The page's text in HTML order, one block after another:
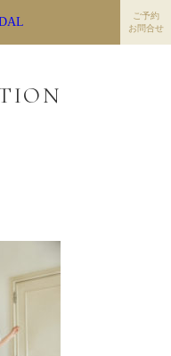
ご予約
お問合せ